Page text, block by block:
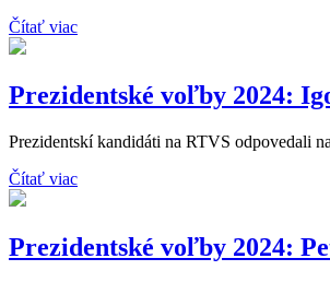
Čítať viac
Prezidentské voľby 2024:
Prezidentskí kandidáti na RTVS odpovedali
Čítať viac
Prezidentské voľby 2024: